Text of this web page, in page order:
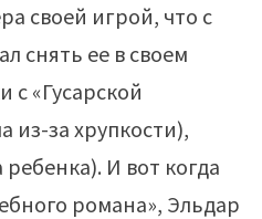
своей игрой, что с
снять ее в своем
«Гусарской
из-за хрупкости),
И вот когда
романа», Эльдар